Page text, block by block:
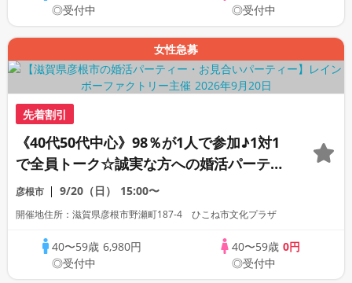
◎受付中
◎受付中
女性急募
先着割引
《40代50代中心》98％が1人で参加♪1対1
で全員トーク☆誠実な方への婚活パーティ
ー
彦根市 9/20（日） 15:00〜
開催地住所：滋賀県彦根市野瀬町187-4 ひこね市文化プラザ
40〜59歳 6,980円
◎受付中
40〜59歳 0円
◎受付中